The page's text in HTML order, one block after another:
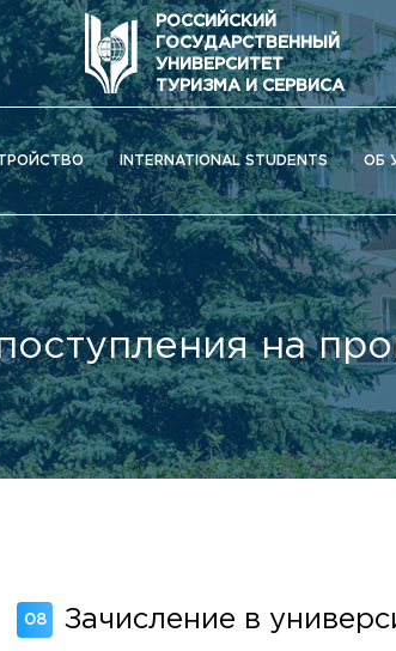
РОССИЙСКИЙ
ГОСУДАРСТВЕННЫЙ
УНИВЕРСИТЕТ
ТУРИЗМА И СЕРВИСА
INTERNATIONAL STUDENTS ОБ
на
08 Зачисление в